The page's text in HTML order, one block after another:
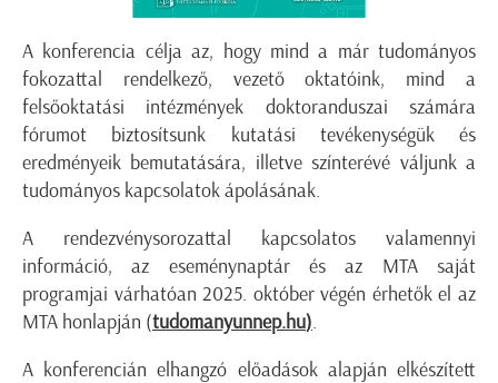
A konferencia célja az, hogy mind a már tudományos
fokozattal rendelkező, vezető oktatóink, mind a
felsőoktatási intézmények doktoranduszai számára
fórumot biztosítsunk kutatási tevékenységük és
eredményeik bemutatására, illetve színterévé váljunk a
tudományos kapcsolatok ápolásának.
A rendezvénysorozattal kapcsolatos valamennyi
információ, az eseménynaptár és az MTA saját
programjai várhatóan 2025. október végén érhetők el az
MTA honlapján (tudomanyunnep.hu).
A konferencián elhangzó előadások alapján elkészített